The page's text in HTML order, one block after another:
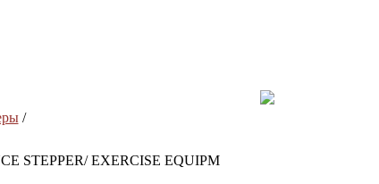
/
STEPPER/ EXERCISE EQUIPM